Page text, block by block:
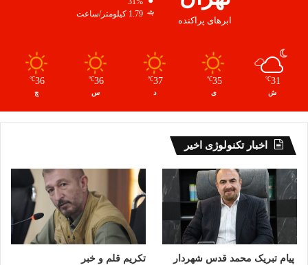
ابرهای پراکنده
1.79 کیلومتر/ساعت
31
℃
ش
35
℃
ی
37
℃
د
36
℃
س
36
℃
چ
اخبار تکنولوژی اخیر
پیام تبریک محمد قدس شهردار
تکریم قلم و خبر